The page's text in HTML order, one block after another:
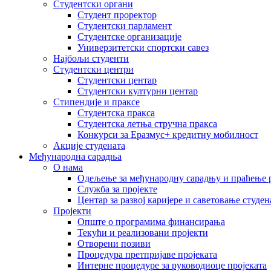
Студентски органи
Студент проректор
Студентски парламент
Студентске организације
Универзитетски спортски савез
Најбољи студенти
Студентски центри
Студентски центар
Студентски културни центар
Стипендије и праксе
Студентска пракса
Студентска летња стручна пракса
Конкурси за Еразмус+ кредитну мобилност
Акције студената
Међународна сарадња
О нама
Одељење за међународну сарадњу и праћење
Служба за пројекте
Центар за развој каријере и саветовање
Пројекти
Опште о програмима финансирања
Текући и реализовани пројекти
Отворени позиви
Процедура претпријаве пројеката
Интерне процедуре за руководиоце пројеката